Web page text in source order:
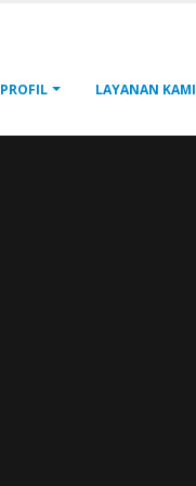
PROFIL LAYANAN KAMI